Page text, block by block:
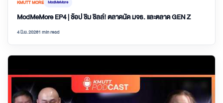
KMUTT MORE ModMeMore
ModMeMore EP4 | ช้อป ชิม ชิลล์! ตลาดนัด มจธ. และตลาด GEN Z
4 มิ.ย. 20261 min read